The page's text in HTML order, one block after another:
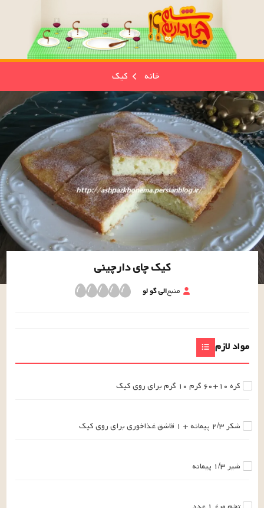
خانه کیک
کیک چای دارچینی
منبعالی گو لو
مواد لازم
کره ۶۰+۱۰ گرم ۱۰ گرم برای روی کیک
شکر ۲/۳ پیمانه+ ۱ قاشق غذاخوری برای روی کیک
شیر ۱/۳ پیمانه